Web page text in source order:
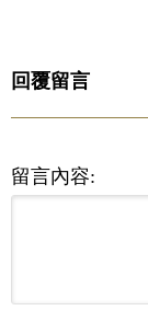
回覆留言
留言內容: